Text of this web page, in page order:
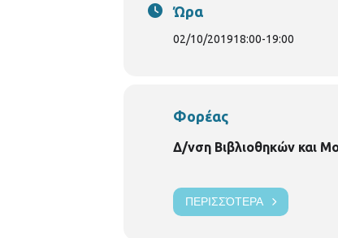
Ώρα
02/10/201918:00-19:00
Φορέας
Δ/νση Βιβλιοθηκών και
ΠΕΡΙΣΣΌΤΕΡΑ